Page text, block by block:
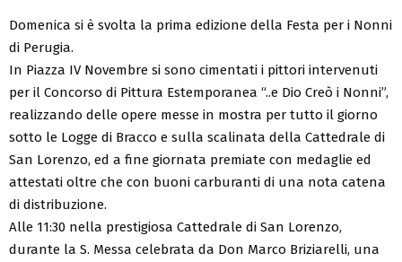
Domenica si è svolta la prima edizione della Festa per i Nonni
di Perugia.
In Piazza IV Novembre si sono cimentati i pittori intervenuti
per il Concorso di Pittura Estemporanea “..e Dio Creò i Nonni”,
realizzando delle opere messe in mostra per tutto il giorno
sotto le Logge di Bracco e sulla scalinata della Cattedrale di
San Lorenzo, ed a fine giornata premiate con medaglie ed
attestati oltre che con buoni carburanti di una nota catena
di distribuzione.
Alle 11:30 nella prestigiosa Cattedrale di San Lorenzo,
durante la S. Messa celebrata da Don Marco Briziarelli, una